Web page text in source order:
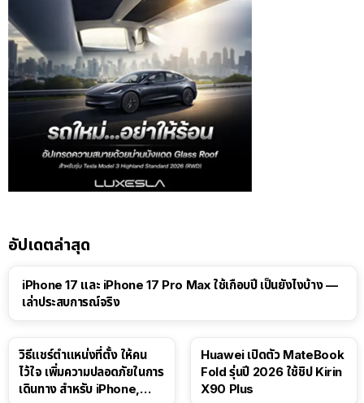
อัปเดตล่าสุด
iPhone 17 และ iPhone 17 Pro Max ใช้เกือบปี เป็นยังไงบ้าง —
เล่าประสบการณ์จริง
วิธีแชร์ตำแหน่งที่ตั้ง ให้คน
ไว้ใจ เพิ่มความปลอดภัยในการ
เดินทาง สำหรับ iPhone,
Huawei เปิดตัว MateBook
Fold รุ่นปี 2026 ใช้ชิป Kirin
X90 Plus